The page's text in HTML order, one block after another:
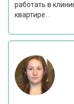
работать в
квартире...